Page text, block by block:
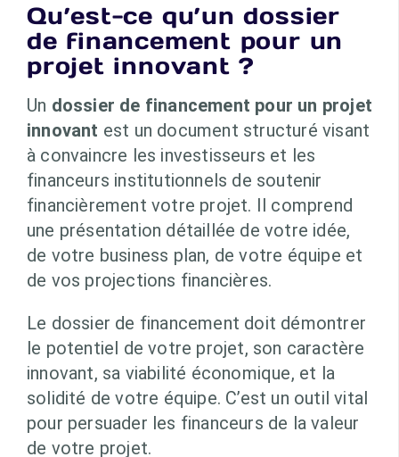
Qu’est-ce qu’un dossier
de financement pour un
projet innovant ?
Un dossier de financement pour un projet
innovant est un document structuré visant
à convaincre les investisseurs et les
financeurs institutionnels de soutenir
financièrement votre projet. Il comprend
une présentation détaillée de votre idée,
de votre business plan, de votre équipe et
de vos projections financières.
Le dossier de financement doit démontrer
le potentiel de votre projet, son caractère
innovant, sa viabilité économique, et la
solidité de votre équipe. C’est un outil vital
pour persuader les financeurs de la valeur
de votre projet.